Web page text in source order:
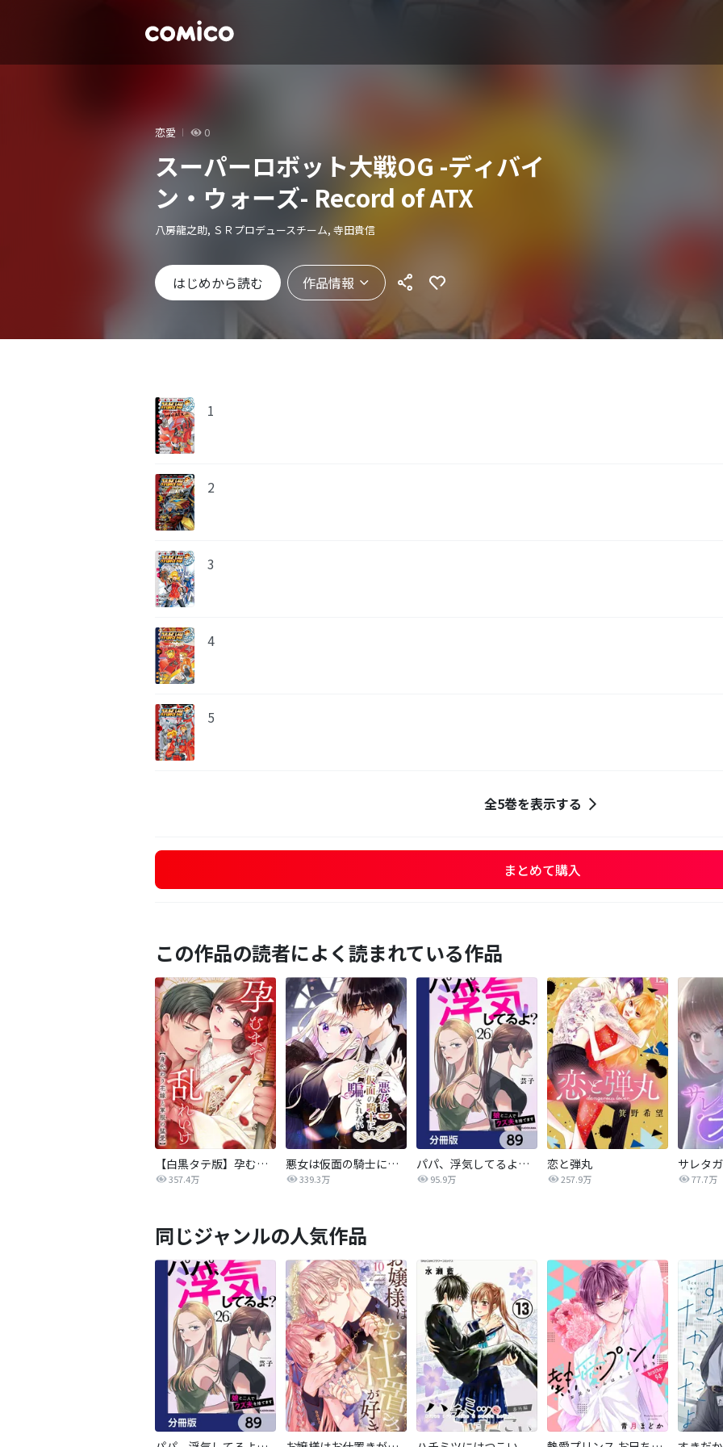
恋愛 0
スーパーロボット大戦OG -ディバイ
ン・ウォーズ- Record of ATX
八房龍之助, ＳＲプロデュースチーム, 寺田貴信
はじめから読む 作品情報
1
2
3
4
5
全5巻を表示する
まとめて購入
この作品の読者によく読まれている作品
【白黒タテ版】孕むまで乱れいけ～身代わり花嫁と軍服の猛愛
357.4万
悪女は仮面の騎士に騙されない
339.3万
パパ、浮気してるよ？娘と二人でクズ夫を捨てます【分冊版】
95.9万
恋と弾丸
257.9万 77.7万
同じジャンルの人気作品